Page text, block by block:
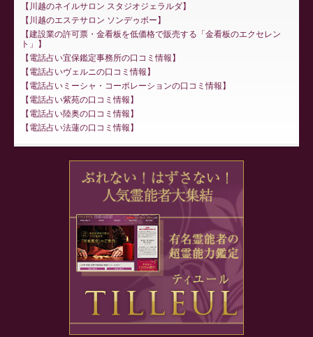
川越のネイルサロン スタジオジェラルダ
川越のエステサロン ソンデゥボー
建設業の許可票・金看板を低価格で販売する「金看板のエクセレン
ト」
電話占い宜保鑑定事務所の口コミ情報
電話占いヴェルニの口コミ情報
電話占いミーシャ・コーポレーションの口コミ情報
電話占い紫苑の口コミ情報
電話占い陸奥の口コミ情報
電話占い法蓮の口コミ情報